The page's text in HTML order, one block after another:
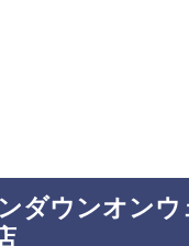
ダウンオンウ